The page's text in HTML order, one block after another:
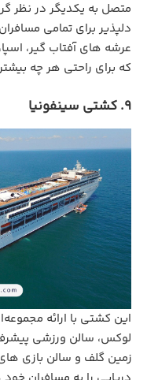
متصل به یکدیگر در نظر
دلپذیر برای تمامی
عرشه ‌های آفتاب ‌گیر،
که برای راحتی هر چه
9. کشتی سینفونیا
این کشتی با ارائه
لوکس، سالن ورزشی
زمین گلف و سالن بازی‌